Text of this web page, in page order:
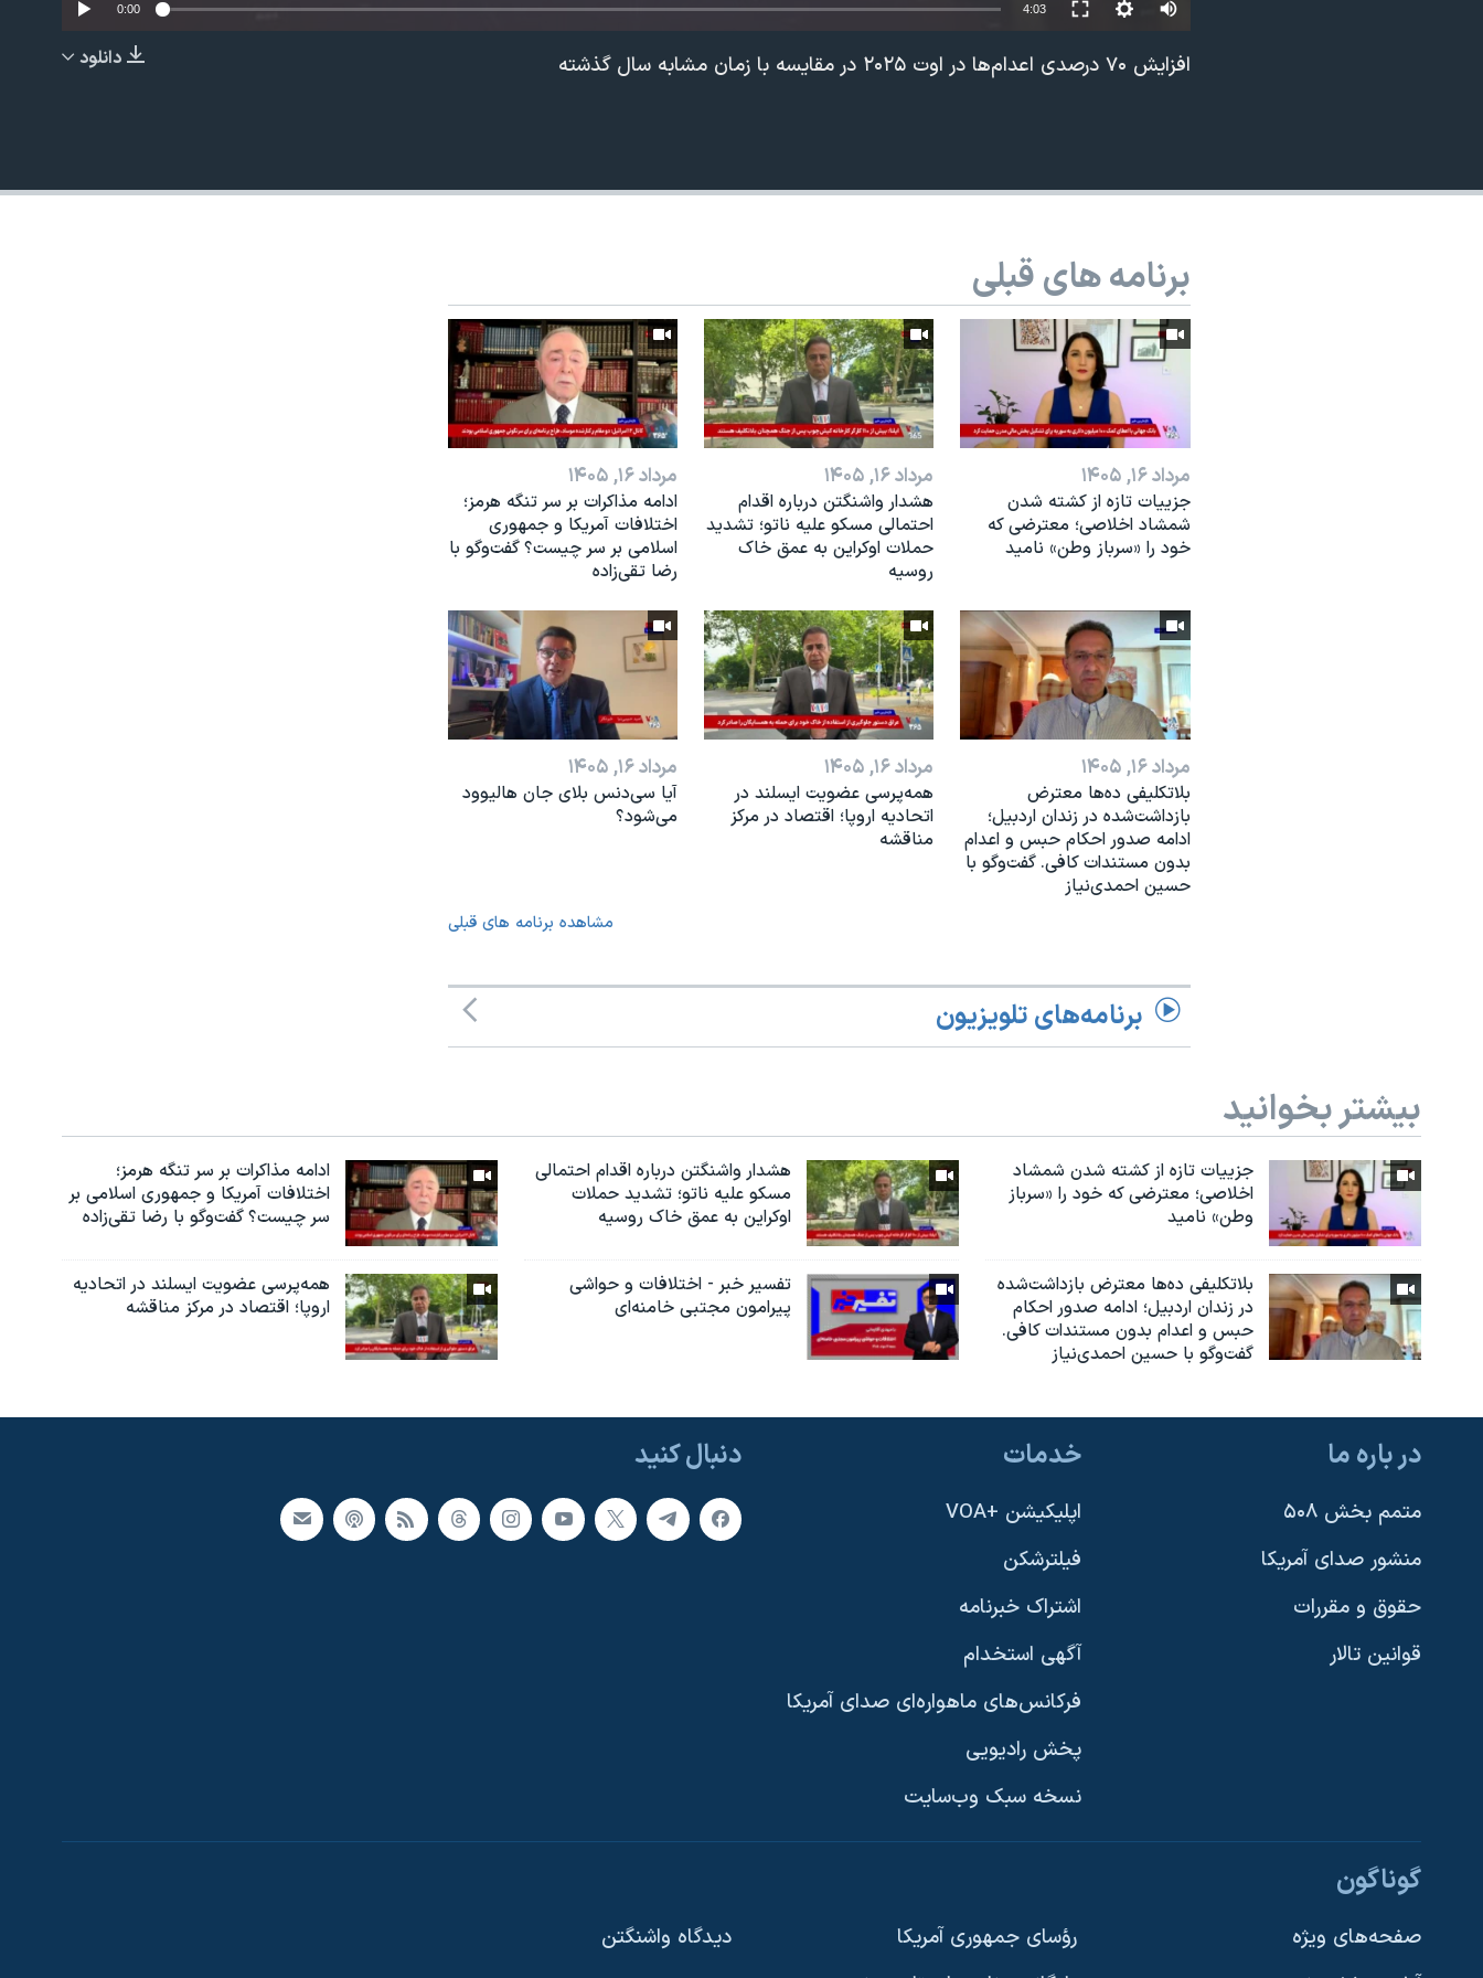
دنبال کنید
EMBED
Auto
240p
360p
720p
1080p
0:00 4:03
دانلود افزایش ۷۰ درصدی اعدام‌ها در اوت ۲۰۲۵ در مقایسه با زمان مشابه سال گذشته
برنامه های قبلی
مرداد ۱۶, ۱۴۰۵
جزییات تازه از کشته شدن
شمشاد اخلاصی؛ معترضی که
خود را «سرباز وطن» نامید
مرداد ۱۶, ۱۴۰۵
هشدار واشنگتن درباره اقدام
احتمالی مسکو علیه ناتو؛ تشدید
حملات اوکراین به عمق خاک
روسیه
مرداد ۱۶, ۱۴۰۵
ادامه مذاکرات بر سر تنگه هرمز؛
اختلافات آمریکا و جمهوری
اسلامی بر سر چیست؟ گفت‌وگو با
رضا تقی‌زاده
مرداد ۱۶, ۱۴۰۵
بلاتکلیفی ده‌ها معترض
بازداشت‌شده در زندان اردبیل؛
ادامه صدور احکام حبس و اعدام
بدون مستندات کافی. گفت‌وگو با
حسین احمدی‌نیاز
مرداد ۱۶, ۱۴۰۵
همه‌پرسی عضویت ایسلند در
اتحادیه اروپا؛ اقتصاد در مرکز
مناقشه
مرداد ۱۶, ۱۴۰۵
آیا سی‌دنس بلای جان هالیوود
می‌شود؟
مشاهده برنامه های قبلی
برنامه‌های تلویزیون
بیشتر بخوانید
جزییات تازه از کشته شدن شمشاد
اخلاصی؛ معترضی که خود را «سرباز
وطن» نامید
هشدار واشنگتن درباره اقدام احتمالی
مسکو علیه ناتو؛ تشدید حملات
اوکراین به عمق خاک روسیه
ادامه مذاکرات بر سر تنگه هرمز؛
اختلافات آمریکا و جمهوری اسلامی بر
سر چیست؟ گفت‌وگو با رضا تقی‌زاده
بلاتکلیفی ده‌ها معترض بازداشت‌شده
در زندان اردبیل؛ ادامه صدور احکام
حبس و اعدام بدون مستندات کافی.
گفت‌وگو با حسین احمدی‌نیاز
تفسیر خبر - اختلافات و حواشی
پیرامون مجتبی خامنه‌ای
همه‌پرسی عضویت ایسلند در اتحادیه
اروپا؛ اقتصاد در مرکز مناقشه
دنبال کنید در باره ما
متمم بخش ۵۰۸
منشور صدای آمریکا
حقوق و مقررات
قوانین تالار
خدمات
اپلیکیشن +VOA
فیلترشکن
اشتراک خبرنامه
آگهی استخدام
فرکانس‌های ماهواره‌ای صدای آمریکا
پخش رادیویی
نسخه سبک وب‌سایت
گوناگون
صفحه‌های ویژه
رؤسای جمهوری آمریکا
دیدگاه‌ واشنگتن